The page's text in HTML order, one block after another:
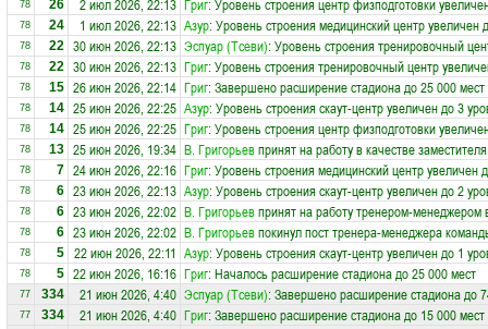
78 26 2 июл 2026, 22:13 Григ: Уровень строения центр физподготовки
78 24 1 июл 2026, 22:13 Азур: Уровень строения медицинский центр увеличен
78 22 30 июн 2026, 22:13 Эспуар (Тсеви): Уровень строения тренировочный
78 22 30 июн 2026, 22:13 Григ: Уровень строения тренировочный центр
78 15 26 июн 2026, 22:14 Григ: Завершено расширение стадиона до 25 000 мест
78 14 25 июн 2026, 22:25 Азур: Уровень строения скаут-центр увеличен до 3
78 14 25 июн 2026, 22:25 Григ: Уровень строения центр физподготовки
78 13 25 июн 2026, 19:34 В. Григорьевпринят на работу в качестве
78 7 24 июн 2026, 22:16 Григ: Уровень строения медицинский центр увеличен
78 6 23 июн 2026, 22:13 Азур: Уровень строения скаут-центр увеличен до 2
78 6 23 июн 2026, 22:02 В. Григорьевпринят на работу тренером-менеджером
78 6 23 июн 2026, 22:02 В. Григорьевпокинул пост тренера-менеджера
78 5 22 июн 2026, 22:11 Азур: Уровень строения скаут-центр увеличен до 1
78 5 22 июн 2026, 16:16 Григ: Началось расширение стадиона до 25 000 мест
77 334 21 июн 2026, 4:40 Эспуар (Тсеви): Завершено расширение стадиона до
77 334 21 июн 2026, 4:40 Григ: Завершено расширение стадиона до 15 000 мест